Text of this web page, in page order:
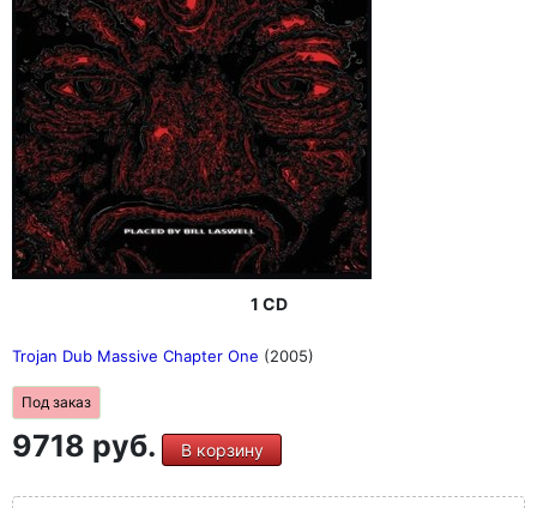
1 CD
Trojan Dub Massive Chapter One (2005)
Под заказ
9718 руб. В корзину